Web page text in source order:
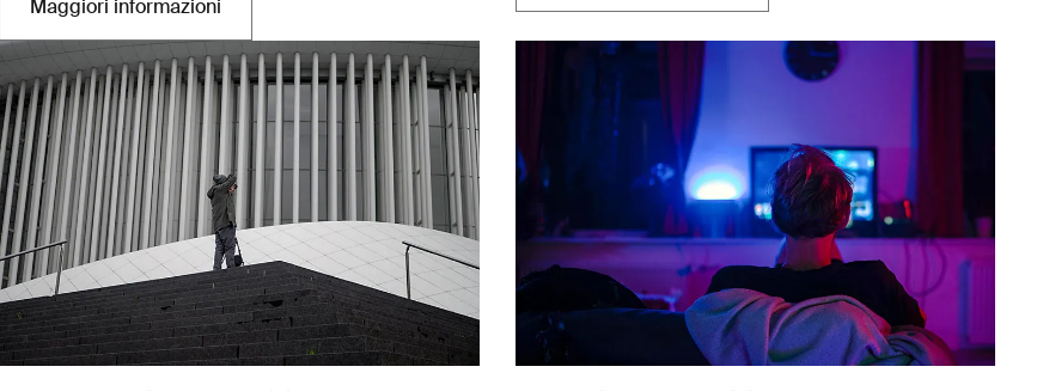
Maggiori informazioniSi apre in una nuova scheda